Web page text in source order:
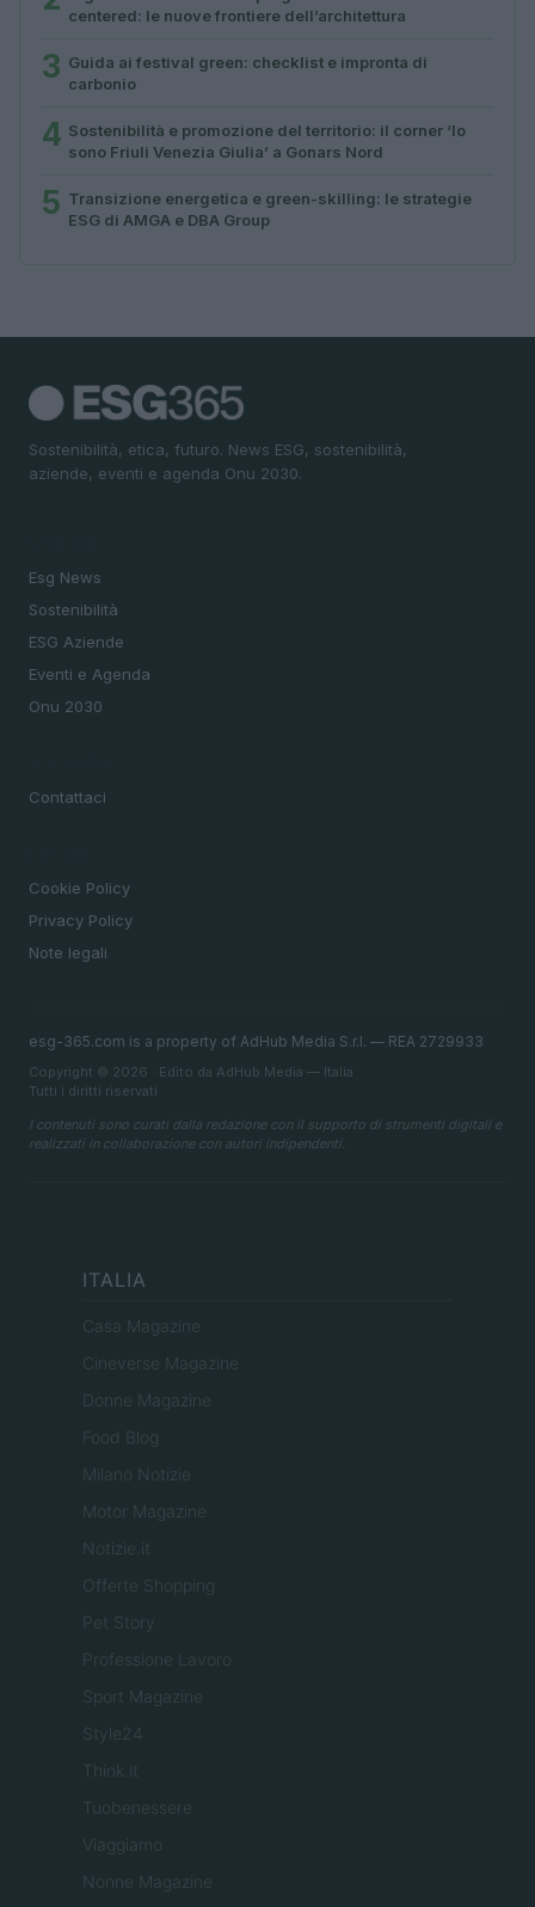
centered: le nuove frontiere dell’architettura
3 Guida ai festival green: checklist e impronta di
carbonio
4 Sostenibilità e promozione del territorio: il corner ‘Io
sono Friuli Venezia Giulia’ a Gonars Nord
5 Transizione energetica e green-skilling: le strategie
ESG di AMGA e DBA Group
Sostenibilità, etica, futuro. News ESG, sostenibilità,
aziende, eventi e agenda Onu 2030.
Esg News
Sostenibilità
ESG Aziende
Eventi e Agenda
Onu 2030
Contattaci
Cookie Policy
Privacy Policy
Note legali
esg-365.com is a property of AdHub Media S.r.l. — REA 2729933
Copyright © 2026 · Edito da AdHub Media — Italia
Tutti i diritti riservati
I contenuti sono curati dalla redazione con il supporto di strumenti digitali e
realizzati in collaborazione con autori indipendenti.
ITALIA
Casa Magazine
Cineverse Magazine
Donne Magazine
Food Blog
Milano Notizie
Motor Magazine
Notizie.it
Offerte Shopping
Pet Story
Professione Lavoro
Sport Magazine
Style24
Think.it
Tuobenessere
Viaggiamo
Nonne Magazine